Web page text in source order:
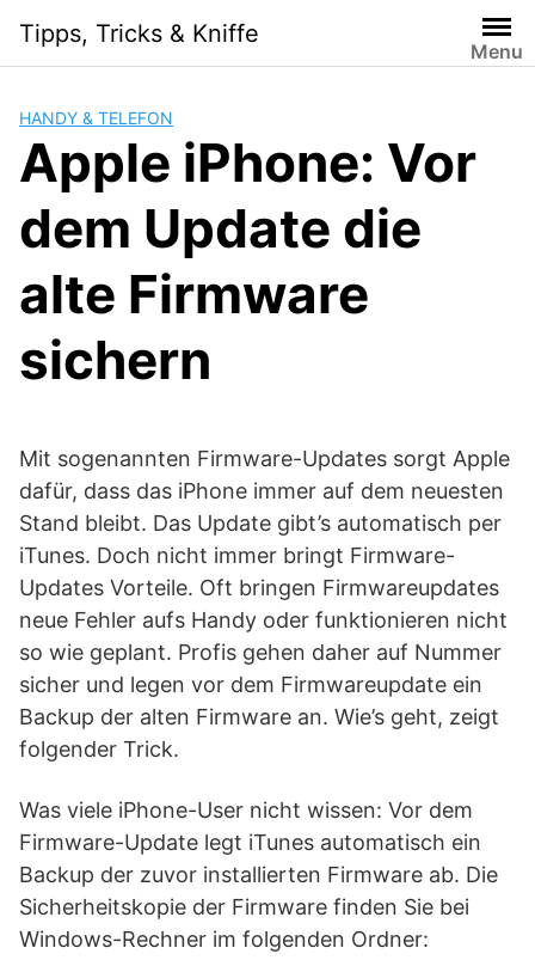
content
Tipps, Tricks & Kniffe
Menu
HANDY & TELEFON
Apple iPhone: Vor
dem Update die
alte Firmware
sichern
Mit sogenannten Firmware-Updates sorgt Apple
dafür, dass das iPhone immer auf dem neuesten
Stand bleibt. Das Update gibt’s automatisch per
iTunes. Doch nicht immer bringt Firmware-
Updates Vorteile. Oft bringen Firmwareupdates
neue Fehler aufs Handy oder funktionieren nicht
so wie geplant. Profis gehen daher auf Nummer
sicher und legen vor dem Firmwareupdate ein
Backup der alten Firmware an. Wie’s geht, zeigt
folgender Trick.
Was viele iPhone-User nicht wissen: Vor dem
Firmware-Update legt iTunes automatisch ein
Backup der zuvor installierten Firmware ab. Die
Sicherheitskopie der Firmware finden Sie bei
Windows-Rechner im folgenden Ordner: